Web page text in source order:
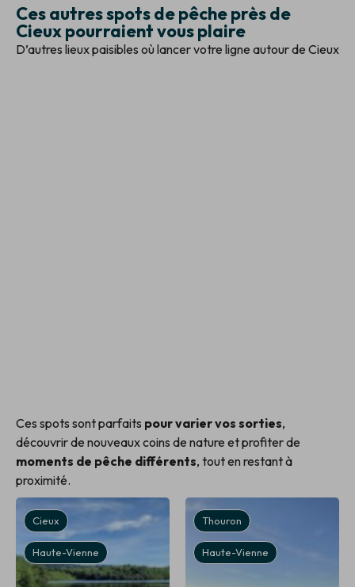
Ces autres spots de pêche près de
Cieux pourraient vous plaire
D’autres lieux paisibles où lancer votre ligne autour de Cieux
Ces spots sont parfaits pour varier vos sorties,
découvrir de nouveaux coins de nature et profiter de
moments de pêche différents, tout en restant à
proximité.
Cieux
Haute-Vienne
Thouron
Haute-Vienne